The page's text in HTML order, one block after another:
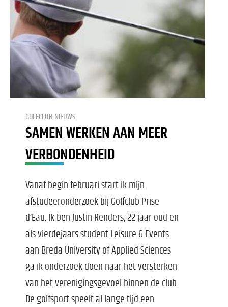
GOLFCLUB NIEUWS
SAMEN WERKEN AAN MEER
VERBONDENHEID
Vanaf begin februari start ik mijn
afstudeeronderzoek bij Golfclub Prise
d’Eau. Ik ben Justin Renders, 22 jaar oud en
als vierdejaars student Leisure & Events
aan Breda University of Applied Sciences
ga ik onderzoek doen naar het versterken
van het verenigingsgevoel binnen de club.
De golfsport speelt al lange tijd een